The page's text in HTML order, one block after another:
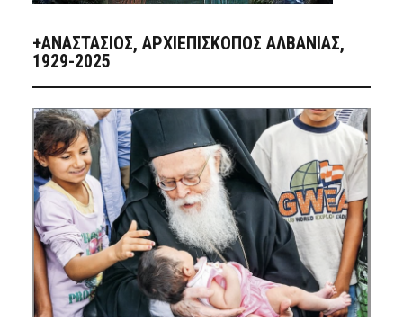
+ΑΝΑΣΤΆΣΙΟΣ, ΑΡΧΙΕΠΊΣΚΟΠΟΣ ΑΛΒΑΝΊΑΣ,
1929-2025